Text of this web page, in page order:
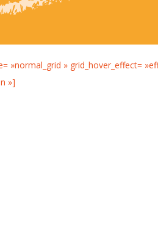
»normal_grid » grid_hover_effect=
»]